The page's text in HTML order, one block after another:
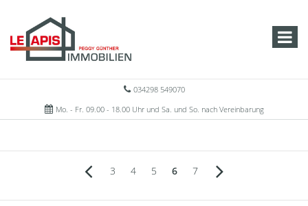
034298 549070
Mo. - Fr. 09.00 - 18.00 Uhr und Sa. und So. nach Vereinbarung
3 4 5 6 7